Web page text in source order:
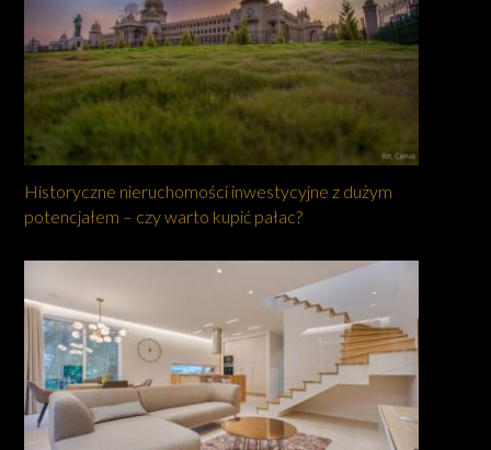
Historyczne nieruchomości inwestycyjne z dużym
potencjałem – czy warto kupić pałac?